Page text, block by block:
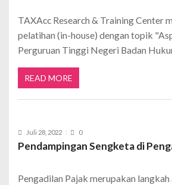
TAXAcc Research & Training Center
pelatihan (in-house) dengan topik
Perguruan Tinggi Negeri Badan
READ MORE
Juli 28, 2022 0
Pendampingan Sengketa di
Pengadilan Pajak merupakan